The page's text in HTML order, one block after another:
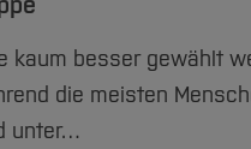
kaum besser gewählt
die meisten
unter…